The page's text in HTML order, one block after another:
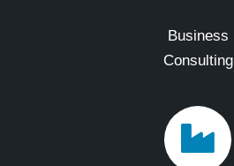
Business
Consulting